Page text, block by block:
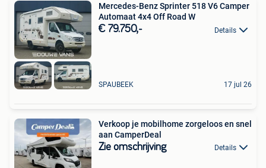
Mercedes-Benz Sprinter 518 V6 Camper
Automaat 4x4 Off Road W
€ 79.750,- Details
SPAUBEEK 17 jul 26
Verkoop je mobilhome zorgeloos en snel
aan CamperDeal
Zie omschrijving Details